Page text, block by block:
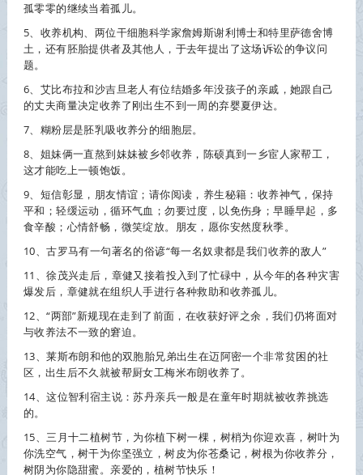
孤零零的继续当着孤儿。
5、 收养机构、两位干细胞科学家詹姆斯谢利博士和特里萨德舍博
土，还有胚胎提供者及其他人，于去年提出了这场诉讼的争议问
题。
6、艾比布拉和沙吉旦老人有位结婚多年没孩子的亲戚，她跟自己
的丈夫商量决定收养了刚出生不到一周的弃婴夏伊达。
7、糊粉层是胚乳吸收养分的细胞层。
8、姐妹俩一直熬到妹妹被乡邻收养 ，陈硕真到一乡宦人家帮工，
这才能吃上一顿饱饭。
9、短信彰显，朋友情谊；请你阅读，养生秘籍： 收养神气，保持
平和；轻缓运动，循环气血；勿要过度，以免伤身；早睡早起，多
食辛酸；心情舒畅，微笑绽放。朋友，愿你安然度秋季。
10、古罗马有一句著名的俗谚“每一名奴隶都是我们收养的敌人”
11、徐茂兴走后，章健又接着投入到了忙碌中，从今年的各种灾害
爆发后，章健就在组织人手进行各种救助和收养孤儿。
12、“两部”新规现在走到了前面，在收获好评之余，我们仍将面对
与收养法不一致的窘迫。
13、莱斯布朗和他的双胞胎兄弟出生在迈阿密一个非常贫困的社
区，出生后不久就被帮厨女工梅米布朗收养了。
14、这位智利宿主说：苏丹亲兵一般是在童年时期就被收养挑选
的。
15、三月十二植树节，为你植下树一棵，树梢为你迎欢喜，树叶为
你洗空气，树干为你坚强立，树皮为你苍桑记，树根为你收养分，
树阴为你隐甜蜜。亲爱的，植树节快乐！